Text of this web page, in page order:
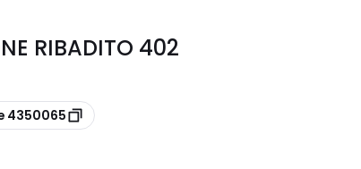
RIBADITO 402
4350065